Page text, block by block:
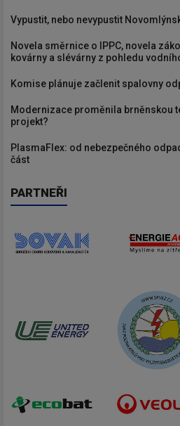
Vypustit, nebo nevypustit
Novela směrnice o IPPC, novela
kovárny a slévárny z pohledu
Komise plánuje začlenit spalovny
Modernizace proměnila brněnskou
projekt?
PlasmaFlex: od nebezpečného
část
PARTNEŘI